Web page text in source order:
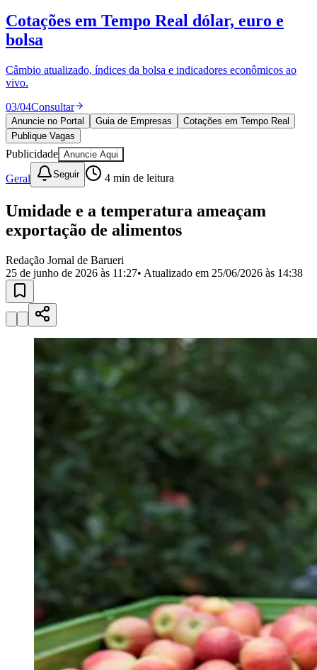
Publicidade Legal
Política
Esportes
Cultura
Meio Ambiente
Obras
Educação
Bairros de Barueri
Selecione sua região
AldeiaAldeia da SerraAldeia de Barueri
VistaCalifórniaCarapicuíba
RegiãoCotia Cruz PretaEngenho NovoFazenda
Militar
Califórnia
Esperança
JulioJardim Líbano
MutingaJardim ParaísoJardim PaulistaJardim ReginaliceJardim São
Jardim São Pedro Jardim São Silvestre
Jardim Tupanci Mutinga Nova Aldeinha
Camargos
Parque ImperialParque Santa Luzia Parque Viana
do Bom Jesus
Recanto Phrynéa
Vale do Sol Vila Barros Vila Boa Vista
Vila Engenho NovoVila Márcia
Vila Nossa Sra. da
EscadaVila Porto
Para Sua Empresa
Anuncie no Portal
Divulgar Vagas
Publicidade Legal
Negócios Regionais
Turismo
Segurança Regional
Hospitais Estaduais
Parques & Represas
Cidades da Região
Santana de ParnaíbaOsascoCarapicuíbaJandiraItapevi CotiaPirapora
do Bom JesusAraçariguamaCajamarCaieiras
Franco da
RochaFrancisco MoratoTaboão da SerraEmbu das ArtesSão Roque
Para Sua Empresa
Cotações em Tempo Real dólar, euro e
bolsa
Câmbio atualizado, índices da bolsa e indicadores econômicos ao
vivo.
03/04Consultar
Anuncie no Portal Guia de Empresas
Cotações em Tempo Real
Publique Vagas
Publicidade Anuncie Aqui
Geral Seguir 4 min de leitura
Umidade e a temperatura ameaçam
exportação de alimentos
Redação Jornal de Barueri
25 de junho de 2026 às 11:27• Atualizado em 25/06/2026 às 14:38